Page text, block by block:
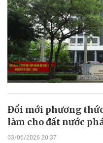
Đổi mới phương
làm cho đất nước
03/06/2026 20:37